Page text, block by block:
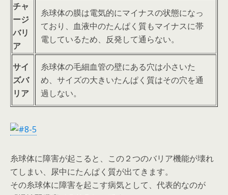
チャ
ージ
バリ
ア
糸球体の膜は電気的にマイナスの状態になっ
ており、血液中のたんぱく質もマイナスに帯
電しているため、反発して通らない。
サイ
ズバ
リア
糸球体の毛細血管の壁にある穴は小さいた
め、サイズの大きいたんぱく質はその穴を通
過しない。
糸球体に障害が起こると、この２つのバリア機能が壊れ
てしまい、尿中にたんぱく質が出てきます。
その糸球体に障害を起こす病気として、代表的なのが